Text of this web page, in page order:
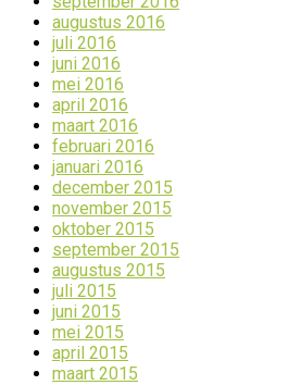
augustus 2016
juli 2016
juni 2016
mei 2016
april 2016
maart 2016
februari 2016
januari 2016
december 2015
november 2015
oktober 2015
september 2015
augustus 2015
juli 2015
juni 2015
mei 2015
april 2015
maart 2015